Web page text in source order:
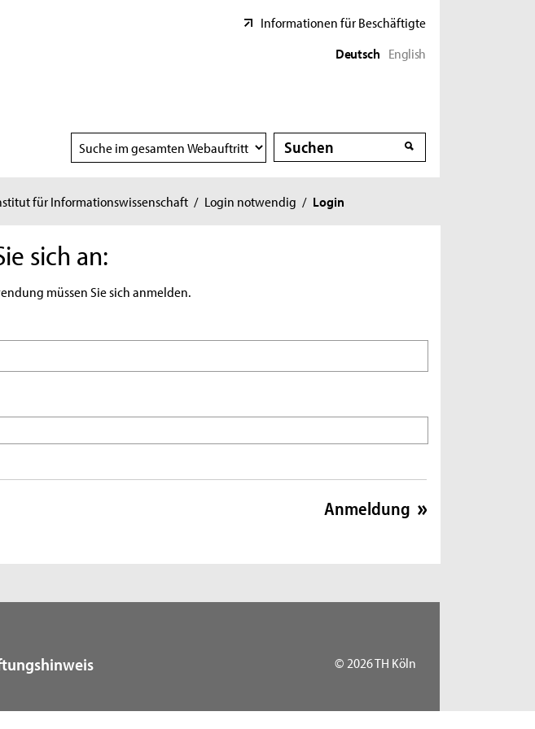
Informationen für Beschäftigte
Deutsch English
Suchbereich
wählen
Suche
Suche
für Informationswissenschaft / Login notwendig / Login
sich an:
müssen Sie sich anmelden.
© 2026 TH Köln